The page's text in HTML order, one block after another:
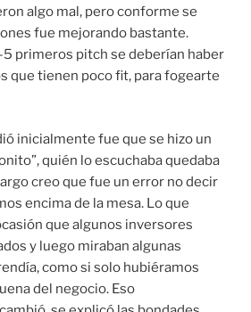
algo mal, pero conforme se
fue mejorando bastante.
primeros pitch se deberían haber
que tienen poco fit, para fogearte
inicialmente fue que se hizo un
quién lo escuchaba quedaba
creo que fue un error no decir
encima de la mesa. Lo que
que algunos inversores
y luego miraban algunas
como si solo hubiéramos
del negocio. Eso